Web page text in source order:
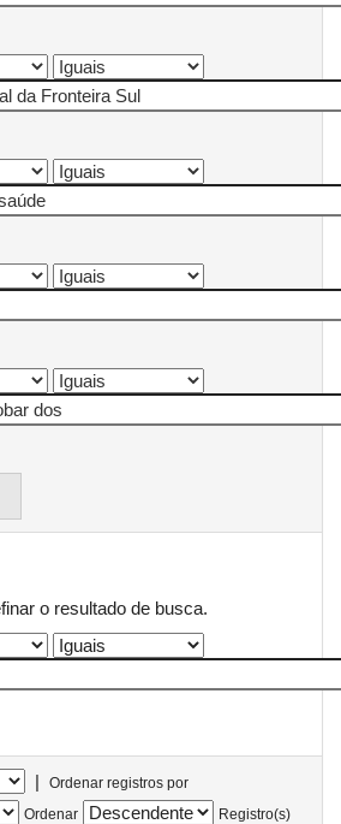
o resultado de busca.
|
Ordenar registros por
Ordenar
Registro(s)